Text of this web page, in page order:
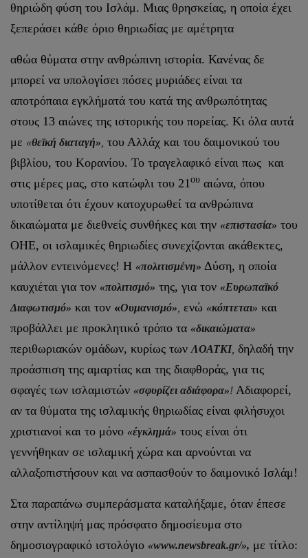
θηριώδη φύση του Ισλάμ. Μιας θρησκείας, η οποία έχει
ξεπεράσει κάθε όριο θηριωδίας με αμέτρητα
αθώα θύματα στην ανθρώπινη ιστορία. Κανένας δε
μπορεί να υπολογίσει πόσες μυριάδες είναι τα
αποτρόπαια εγκλήματά του κατά της ανθρωπότητας
στους 13 αιώνες της ιστορικής του πορείας. Κι όλα αυτά
με «θεϊκή διαταγή» του Αλλάχ και του δαιμονικού του
βιβλίου, του Κορανίου. Το τραγελαφικό είναι πως και
στις μέρες μας, στο κατώφλι του 21ου αιώνα, όπου
υποτίθεται ότι έχουν κατοχυρωθεί τα ανθρώπινα
δικαιώματα με διεθνείς συνθήκες και την «επιστασία» του
ΟΗΕ, οι ισλαμικές θηριωδίες συνεχίζονται ακάθεκτες,
μάλλον εντεινόμενες! Η «πολιτισμένη» Δύση, η οποία
καυχιέται για τον «πολιτισμό» της, για τον «Ευρωπαϊκό
Διαφωτισμό» και τον «Ουμανισμό» ενώ «κόπτεται» και
προβάλλει με προκλητικό τρόπο τα «δικαιώματα»
περιθωριακών ομάδων, κυρίως τωνΛΟΑΤΚΙ, δηλαδή την
προάσπιση της αμαρτίας και της διαφθοράς, για τις
σφαγές των ισλαμιστών «σφυρίζει αδιάφορα»! Αδιαφορεί,
αν τα θύματα της ισλαμικής θηριωδίας είναι φιλήσυχοι
χριστιανοί και το μόνο «έγκλημά» τους είναι ότι
γεννήθηκαν σε ισλαμική χώρα και αρνούνται να
αλλαξοπιστήσουν και να ασπασθούν το δαιμονικό Ισλάμ!
Στα παραπάνω συμπεράσματα καταλήξαμε, όταν έπεσε
στην αντίληψή μας πρόσφατο δημοσίευμα στο
δημοσιογραφικό ιστολόγιο «www.newsbreak.gr/», με τίτλο: